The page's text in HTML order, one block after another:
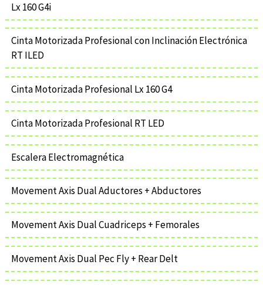
Lx 160 G4i
Cinta Motorizada Profesional con Inclinación Electrónica
RT ILED
Cinta Motorizada Profesional Lx 160 G4
Cinta Motorizada Profesional RT LED
Escalera Electromagnética
Movement Axis Dual Aductores + Abductores
Movement Axis Dual Cuadriceps + Femorales
Movement Axis Dual Pec Fly + Rear Delt